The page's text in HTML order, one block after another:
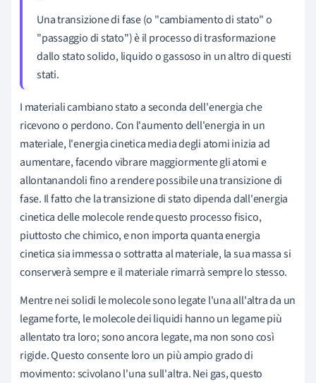
Una transizione di fase (o "cambiamento di stato" o
"passaggio di stato") è il processo di trasformazione
dallo stato solido, liquido o gassoso in un altro di questi
stati.
I materiali cambiano stato a seconda dell'energia che
ricevono o perdono. Con l'aumento dell'energia in un
materiale, l'energia cinetica media degli atomi inizia ad
aumentare, facendo vibrare maggiormente gli atomi e
allontanandoli fino a rendere possibile una transizione di
fase. Il fatto che la transizione di stato dipenda dall'energia
cinetica delle molecole rende questo processo fisico,
piuttosto che chimico, e non importa quanta energia
cinetica sia immessa o sottratta al materiale, la sua massa si
conserverà sempre e il materiale rimarrà sempre lo stesso.
Mentre nei solidi le molecole sono legate l'una all'altra da un
legame forte, le molecole dei liquidi hanno un legame più
allentato tra loro; sono ancora legate, ma non sono così
rigide. Questo consente loro un più ampio grado di
movimento: scivolano l'una sull'altra. Nei gas, questo